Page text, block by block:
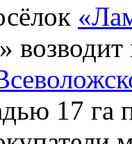
возводит
17 га